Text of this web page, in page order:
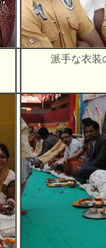
派手な衣装